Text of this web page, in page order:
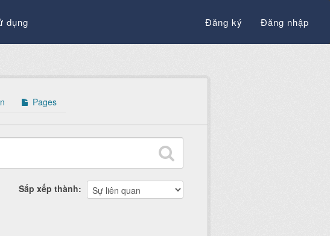
dụng Đăng ký Đăng nhập
Pages
Sắp xếp thành